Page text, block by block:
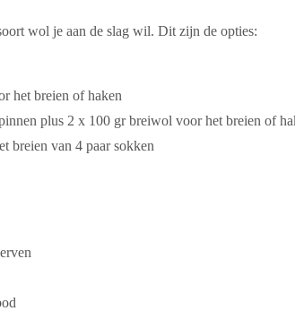
wol je aan de slag wil. Dit zijn de opties:
het breien of haken
plus 2 x 100 gr breiwol voor het breien of
breien van 4 paar sokken